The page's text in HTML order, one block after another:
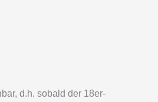
d.h. sobald der 18er-